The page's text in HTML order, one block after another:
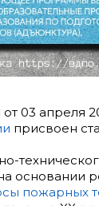
03 апреля
присвоен
основании
пожарных